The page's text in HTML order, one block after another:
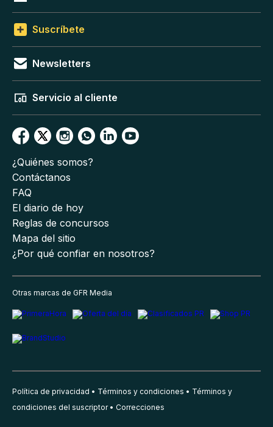
Suscríbete
Newsletters
Servicio al cliente
¿Quiénes somos?
Contáctanos
FAQ
El diario de hoy
Reglas de concursos
Mapa del sitio
¿Por qué confiar en nosotros?
Otras marcas de GFR Media
Política de privacidad Términos y condiciones
Términos y
condiciones del suscriptor
Correcciones